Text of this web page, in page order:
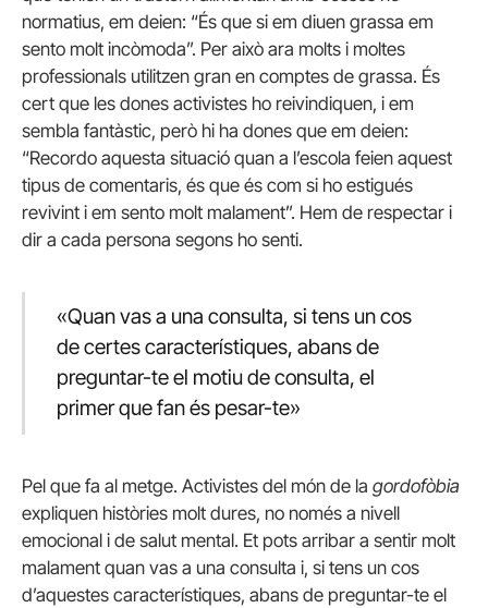
normatius, em deien: “És que si em diuen grassa em
sento molt incòmoda”. Per això ara molts i moltes
professionals utilitzen gran en comptes de grassa. És
cert que les dones activistes ho reivindiquen, i em
sembla fantàstic, però hi ha dones que em deien:
“Recordo aquesta situació quan a l’escola feien aquest
tipus de comentaris, és que és com si ho estigués
revivint i em sento molt malament”. Hem de respectar i
dir a cada persona segons ho senti.
«Quan vas a una consulta, si tens un cos
de certes característiques, abans de
preguntar-te el motiu de consulta, el
primer que fan és pesar-te»
Pel que fa al metge. Activistes del món de la gordofòbia
expliquen històries molt dures, no només a nivell
emocional i de salut mental. Et pots arribar a sentir molt
malament quan vas a una consulta i, si tens un cos
d’aquestes característiques, abans de preguntar-te el